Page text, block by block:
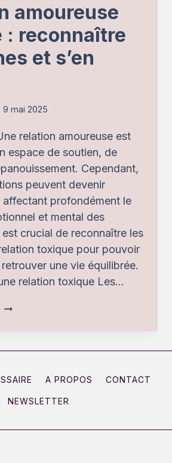
amoureuse
: reconnaître
et s’en
9 mai 2025
relation amoureuse est
espace de soutien, de
Cependant,
peuvent devenir
affectant profondément le
et mental des
crucial de reconnaître les
toxique pour pouvoir
retrouver une vie équilibrée.
relation toxique Les…
RELATION
SIGNES
A PROPOS CONTACT
NEWSLETTER